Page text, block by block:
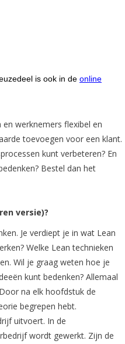
is ook in de online
werknemers flexibel en
toevoegen voor een klant.
kunt verbeteren? En
Bestel dan het
versie)?
Je verdiept je in wat Lean
Welke Lean technieken
Wil je graag weten hoe je
kunt bedenken? Allemaal
na elk hoofdstuk de
begrepen hebt.
uitvoert. In de
wordt gewerkt. Zijn de